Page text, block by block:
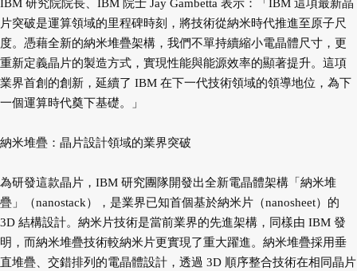
IBM 研究院院長、IBM 院士 Jay Gambetta 表示：「IBM 這項最新晶
片突破是運算領域的里程碑時刻，將技術從納米時代推進至原子尺
度。憑藉全新的納米堆疊架構，我們不單持續縮小電晶體尺寸，更
重新定義晶片的製造方式，實現性能與能源效率的顯著提升。這項
業界首創的創新，延續了 IBM 在下一代技術領域的領導地位，為下
一個運算時代奠下基礎。」
納米堆疊：晶片設計領域的業界突破
為研發這款晶片，IBM 研究團隊開發出全新電晶體架構「納米堆
疊」（nanostack），是業界已知首個基於納米片（nanosheet）的
3D 結構設計。納米片技術是當前業界的先進架構，同樣由 IBM 發
明，而納米堆疊技術較納米片更實現了重大躍進。納米堆疊採用垂
直堆疊、交錯排列的電晶體設計，透過 3D 順序整合技術在相同晶片